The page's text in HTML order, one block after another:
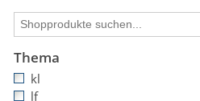
Thema
kl
lf